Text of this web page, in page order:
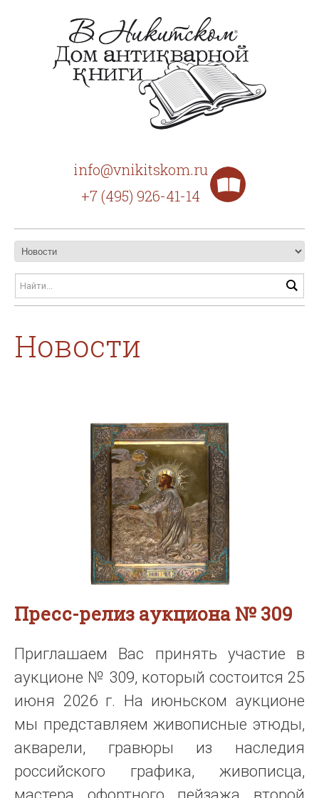
info@vnikitskom.ru
+7 (495) 926-41-14
Новости
Пресс-релиз аукциона № 309
Приглашаем Вас принять участие в
аукционе № 309, который состоится 25
июня 2026 г. На июньском аукционе
мы представляем живописные этюды,
акварели, гравюры из наследия
российского графика, живописца,
мастера офортного пейзажа второй